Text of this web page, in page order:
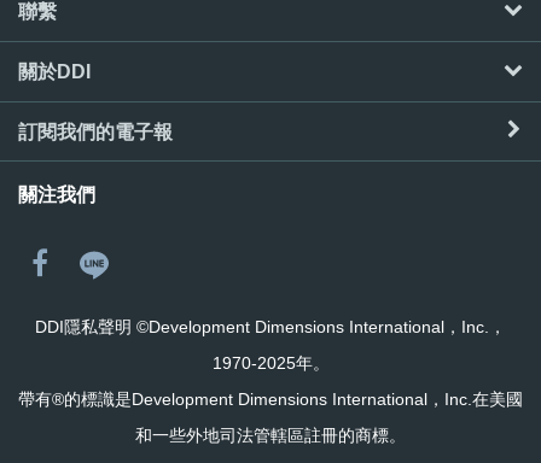
聯繫
關於DDI
DDI隱私聲明 ©Development Dimensions International，Inc.，
1970-2025年。
帶有®的標識是Development Dimensions International，Inc.在美國
和一些外地司法管轄區註冊的商標。
訂閱我們的電子報
關注我們